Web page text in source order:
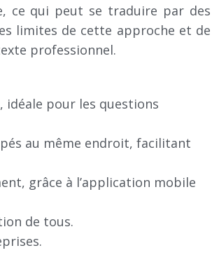
ce qui peut se traduire par des
limites de cette approche et de
professionnel.
pour les questions
au même endroit, facilitant
grâce à l’application mobile
de tous.